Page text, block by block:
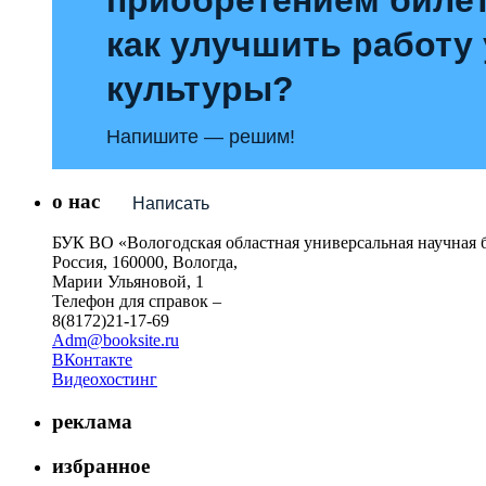
как улучшить
культуры?
Напишите — решим!
Написать
о нас
БУК ВО «Вологодская областная универсальная научная
Россия, 160000, Вологда,
Марии Ульяновой, 1
Телефон для справок –
8(8172)21-17-69
Adm@booksite.ru
ВКонтакте
Видеохостинг
реклама
избранное